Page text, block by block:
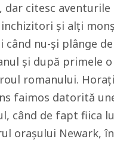
dar citesc
și alți
nu-și plânge
și după primele
romanului.
faimos datorită
când de fapt fiica
orașului Newark,